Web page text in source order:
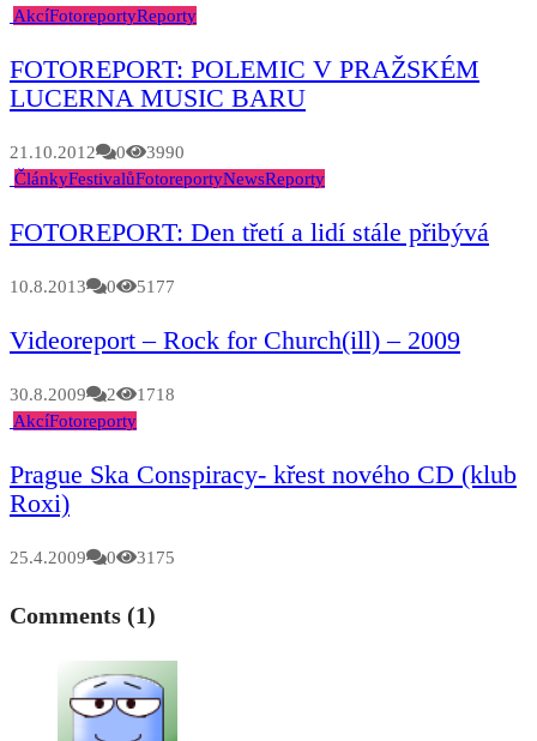
AkcíFotoreportyReporty
FOTOREPORT: POLEMIC V PRAŽSKÉM
LUCERNA MUSIC BARU
21.10.2012 0
3990
ČlánkyFestivalůFotoreportyNewsReporty
FOTOREPORT: Den třetí a lidí stále přibývá
10.8.2013 0 5177
Videoreport – Rock for Church(ill) – 2009
30.8.2009 2
1718
AkcíFotoreporty
Prague Ska Conspiracy- křest nového CD (klub
Roxi)
25.4.2009 0 3175
Comments (1)